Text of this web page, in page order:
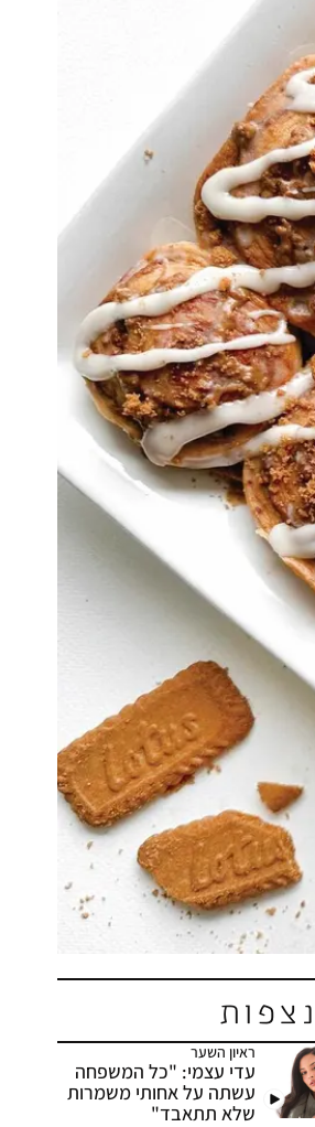
ראיון השער
עדי עצמי: "כל המשפחה
עשתה על אחותי משמרות
שלא תתאבד"